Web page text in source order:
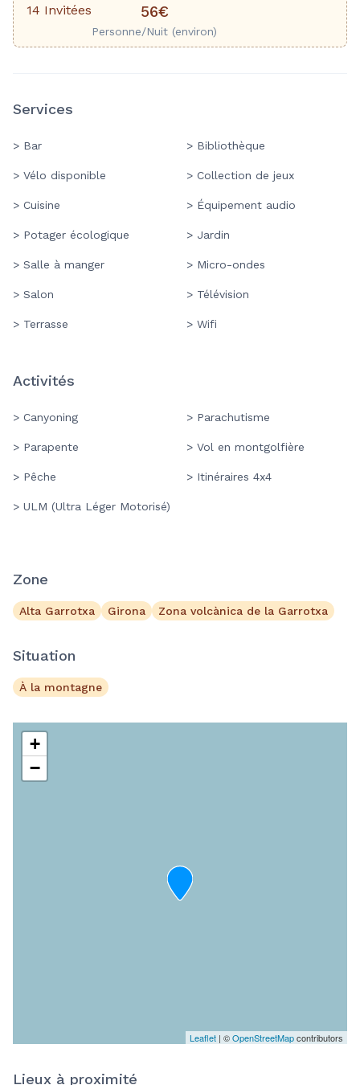
14 Invitées
56€
Personne/Nuit (environ)
Services
> Bar > Bibliothèque
> Vélo disponible > Collection de jeux
> Cuisine > Équipement audio
> Potager écologique > Jardin
> Salle à manger > Micro-ondes
> Salon > Télévision
> Terrasse > Wifi
Activités
> Canyoning > Parachutisme
> Parapente > Vol en montgolfière
> Pêche > Itinéraires 4x4
> ULM (Ultra Léger Motorisé)
Zone
Alta Garrotxa Girona Zona volcànica de la Garrotxa
Situation
À la montagne
+
−
Leaflet | ©OpenStreetMapcontributors
Lieux à proximité